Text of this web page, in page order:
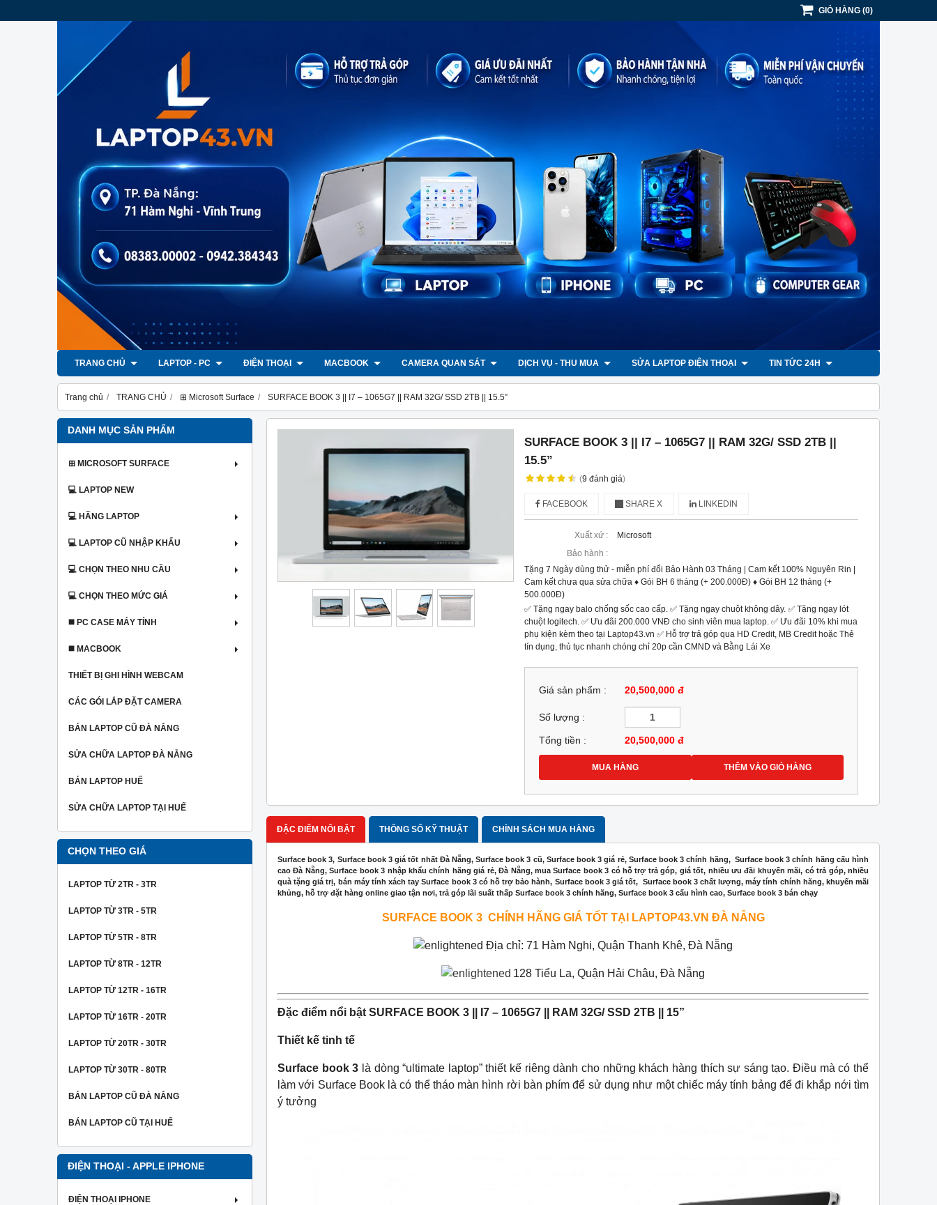
GIỎ HÀNG (0)
TRANG CHỦ LAPTOP - PC ĐIỆN THOẠI MACBOOK CAMERA QUAN SÁT DỊCH VỤ - THU MUA SỬA LAPTOP ĐIỆN THOẠI TIN TỨC 24H
Trang chủ TRANG CHỦ ⊞ Microsoft Surface SURFACE BOOK 3 || I7 – 1065G7 || RAM 32G/ SSD 2TB || 15.5”
DANH MỤC SẢN PHẨM
⊞ MICROSOFT SURFACE
💻 LAPTOP NEW
💻 HÃNG LAPTOP
💻 LAPTOP CŨ NHẬP KHẨU
💻 CHỌN THEO NHU CẦU
💻 CHỌN THEO MỨC GIÁ
◼️ PC CASE MÁY TÍNH
◼️ MACBOOK
THIẾT BỊ GHI HÌNH WEBCAM
CÁC GÓI LẮP ĐẶT CAMERA
BÁN LAPTOP CŨ ĐÀ NẴNG
SỬA CHỮA LAPTOP ĐÀ NẴNG
BÁN LAPTOP HUẾ
SỬA CHỮA LAPTOP TẠI HUẾ
CHỌN THEO GIÁ
LAPTOP TỪ 2TR - 3TR
LAPTOP TỪ 3TR - 5TR
LAPTOP TỪ 5TR - 8TR
LAPTOP TỪ 8TR - 12TR
LAPTOP TỪ 12TR - 16TR
LAPTOP TỪ 16TR - 20TR
LAPTOP TỪ 20TR - 30TR
LAPTOP TỪ 30TR - 80TR
BÁN LAPTOP CŨ ĐÀ NẴNG
BÁN LAPTOP CŨ TẠI HUẾ
ĐIỆN THOẠI - APPLE IPHONE
ĐIỆN THOẠI IPHONE
SURFACE BOOK 3 || I7 – 1065G7 || RAM 32G/ SSD 2TB ||
15.5”
(9đánh giá)
FACEBOOK SHARE X LINKEDIN
Xuất xứ :
Microsoft
Bảo hành :
Tặng 7 Ngày dùng thử - miễn phí đổi Bảo Hành 03 Tháng | Cam kết 100% Nguyên Rin |
Cam kết chưa qua sửa chữa ♦ Gói BH 6 tháng (+ 200.000Đ) ♦ Gói BH 12 tháng (+
500.000Đ)
✅ Tặng ngay balo chống sốc cao cấp. ✅ Tặng ngay chuột không dây. ✅ Tặng ngay lót
chuột logitech. ✅ Ưu đãi 200.000 VNĐ cho sinh viên mua laptop. ✅ Ưu đãi 10% khi mua
phụ kiện kèm theo tại Laptop43.vn ✅ Hỗ trợ trả góp qua HD Credit, MB Credit hoặc Thẻ
tín dụng, thủ tục nhanh chóng chỉ 20p cần CMND và Bằng Lái Xe
Giá sản phẩm : 20,500,000 đ
Số lượng :
Tổng tiền : 20,500,000 đ
MUA HÀNG THÊM VÀO GIỎ HÀNG
ĐẶC ĐIỂM NỔI BẬT THÔNG SỐ KỸ THUẬT CHÍNH SÁCH MUA HÀNG
Surface book 3, Surface book 3 giá tốt nhất Đà Nẵng, Surface book 3 cũ, Surface book 3 giá rẻ, Surface book 3 chính hãng, Surface book 3 chính hãng cấu hình
cao Đà Nẵng, Surface book 3 nhập khẩu chính hãng giá rẻ, Đà Nẵng, mua Surface book 3 có hỗ trợ trả góp, giá tốt, nhiều ưu đãi khuyến mãi, có trả góp, nhiều
quà tặng giá trị, bán máy tính xách tay Surface book 3 có hỗ trợ bảo hành, Surface book 3 giá tốt, Surface book 3 chất lượng, máy tính chính hãng, khuyến mãi
khủng, hỗ trợ đặt hàng online giao tận nơi, trả góp lãi suất thấp Surface book 3 chính hãng, Surface book 3 cấu hình cao, Surface book 3 bán chạy
SURFACE BOOK 3 CHÍNH HÃNG GIÁ TỐT TẠI LAPTOP43.VN ĐÀ NẴNG
Địa chỉ: 71 Hàm Nghi, Quận Thanh Khê, Đà Nẵng
128 Tiểu La, Quận Hải Châu, Đà Nẵng
Đặc điểm nổi bật SURFACE BOOK 3 || I7 – 1065G7 || RAM 32G/ SSD 2TB || 15”
Thiết kế tinh tế
Surface book 3 là dòng “ultimate laptop” thiết kế riêng dành cho những khách hàng thích sự sáng tạo. Điều mà có thể
làm với Surface Book là có thể tháo màn hình rời bàn phím để sử dụng như một chiếc máy tính bảng để đi khắp nới tìm
ý tưởng